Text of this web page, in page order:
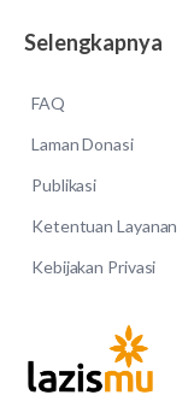
Selengkapnya
FAQ
Laman Donasi
Publikasi
Ketentuan Layanan
Kebijakan Privasi